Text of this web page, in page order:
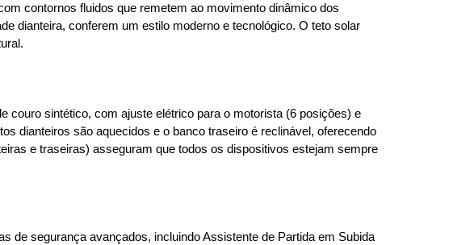
contornos fluidos que remetem ao movimento dinâmico dos
dianteira, conferem um estilo moderno e tecnológico. O teto solar
couro sintético, com ajuste elétrico para o motorista (6 posições) e
dianteiros são aquecidos e o banco traseiro é reclinável, oferecendo
e traseiras) asseguram que todos os dispositivos estejam sempre
de segurança avançados, incluindo Assistente de Partida em Subida